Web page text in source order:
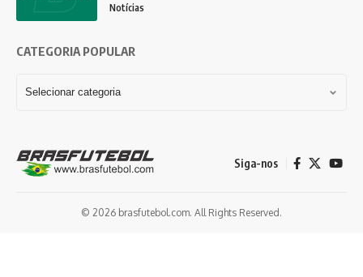
Notícias
CATEGORIA POPULAR
Siga-nos
© 2026 brasfutebol.com. All Rights Reserved.